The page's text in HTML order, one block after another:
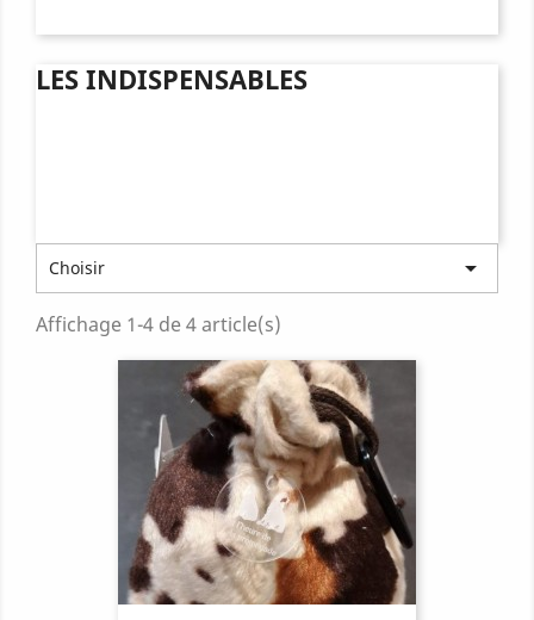
LES INDISPENSABLES
Choisir 
Affichage 1-4 de 4 article(s)